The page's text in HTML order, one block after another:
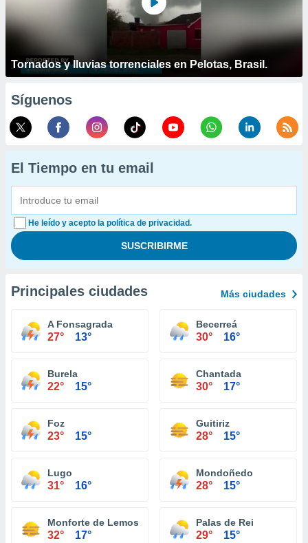
Tornados y lluvias torrenciales en Pelotas, Brasil.
Síguenos
El Tiempo en tu email
He leído y acepto la política de privacidad.
Principales ciudades Más ciudades
A Fonsagrada
27° 13°
Becerreá
30° 16°
Burela
22° 15°
Chantada
30° 17°
Foz
23° 15°
Guitiriz
28° 15°
Lugo
31° 16°
Mondoñedo
28° 15°
Monforte de Lemos
32° 17°
Palas de Rei
29° 15°